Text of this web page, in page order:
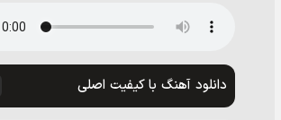
دانلود آهنگ با کیفیت اصلی